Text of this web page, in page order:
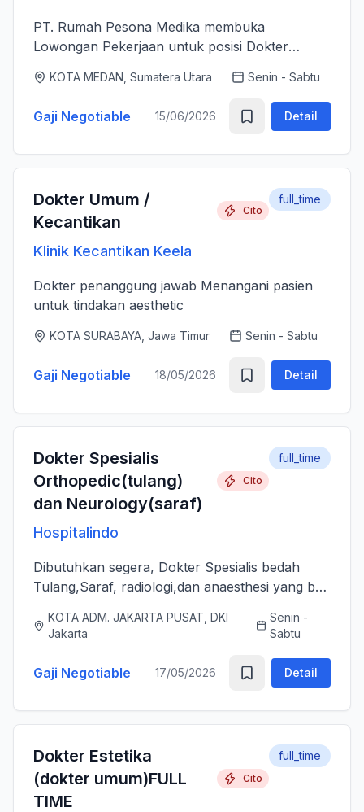
PT. Rumah Pesona Medika membuka
Lowongan Pekerjaan untuk posisi Dokter
layanan medis estetika yang aman, profesional
dan berkualitas tinggi sesuai standar k...
KOTA MEDAN, Sumatera Utara Senin - Sabtu
Gaji Negotiable 15/06/2026 Detail
Dokter Umum /
Kecantikan
Cito
Klinik Kecantikan Keela
full_time
Dokter penanggung jawab Menangani pasien
untuk tindakan aesthetic
KOTA SURABAYA, Jawa Timur Senin - Sabtu
Gaji Negotiable 18/05/2026 Detail
Dokter Spesialis
Orthopedic(tulang)
dan Neurology(saraf)
Cito
Hospitalindo
full_time
Dibutuhkan segera, Dokter Spesialis bedah
Tulang,Saraf, radiologi,dan anaesthesi yang bs
ramah dan berjiwa sosial. Bersedia bergabung
KOTA ADM. JAKARTA PUSAT, DKI
Jakarta
Senin -
Sabtu
Gaji Negotiable 17/05/2026 Detail
Dokter Estetika
(dokter umum)FULL
TIME
Cito
full_time